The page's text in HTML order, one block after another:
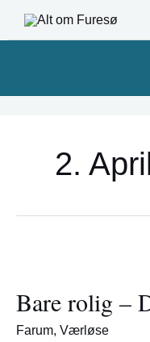
2.
Bare rolig –
Farum, Værløse
–
Det
var